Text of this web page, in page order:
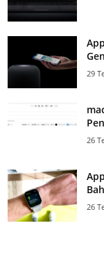
29
26
26